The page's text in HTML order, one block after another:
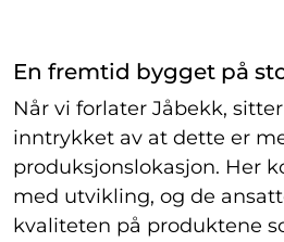
En fremtid bygget på
Når vi forlater Jåbekk,
inntrykket av at dette er
produksjonslokasjon. Her
med utvikling, og de
kvaliteten på produktene